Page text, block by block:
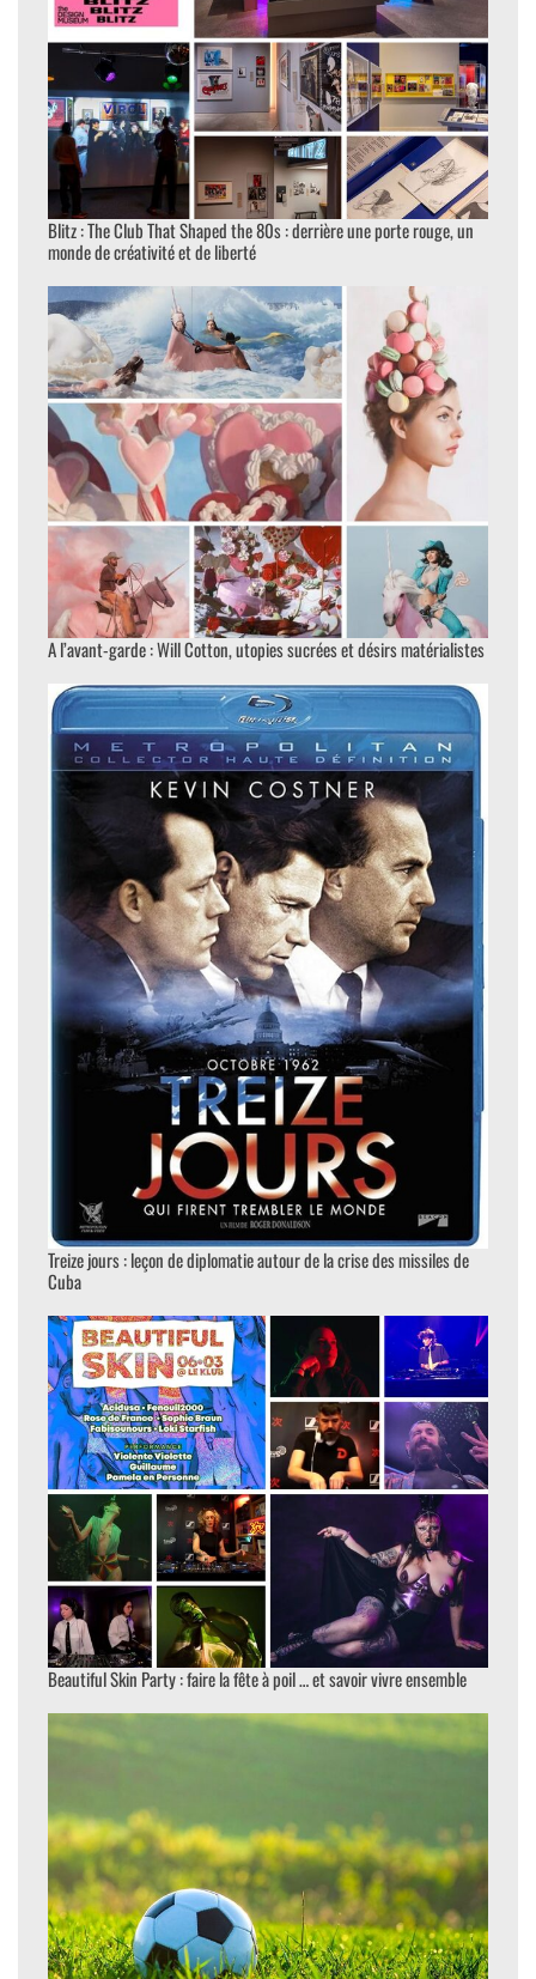
Blitz : The Club That Shaped the 80s : derrière une porte rouge, un
monde de créativité et de liberté
A l’avant-garde : Will Cotton, utopies sucrées et désirs matérialistes
Treize jours : leçon de diplomatie autour de la crise des missiles de
Cuba
Beautiful Skin Party : faire la fête à poil … et savoir vivre ensemble